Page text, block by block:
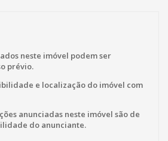
neste imóvel podem ser
prévio.
e localização do imóvel com
anunciadas neste imóvel são de
do anunciante.